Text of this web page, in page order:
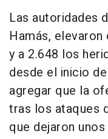
Las autoridades
Hamás,
y a 2.648 los
desde el inicio
agregar que la
tras los ataques
que dejaron